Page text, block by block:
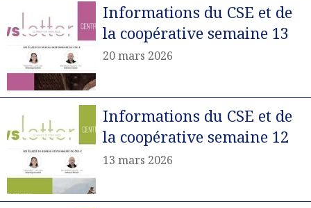
Informations du CSE et de
la coopérative semaine 13
20 mars 2026
Informations du CSE et de
la coopérative semaine 12
13 mars 2026